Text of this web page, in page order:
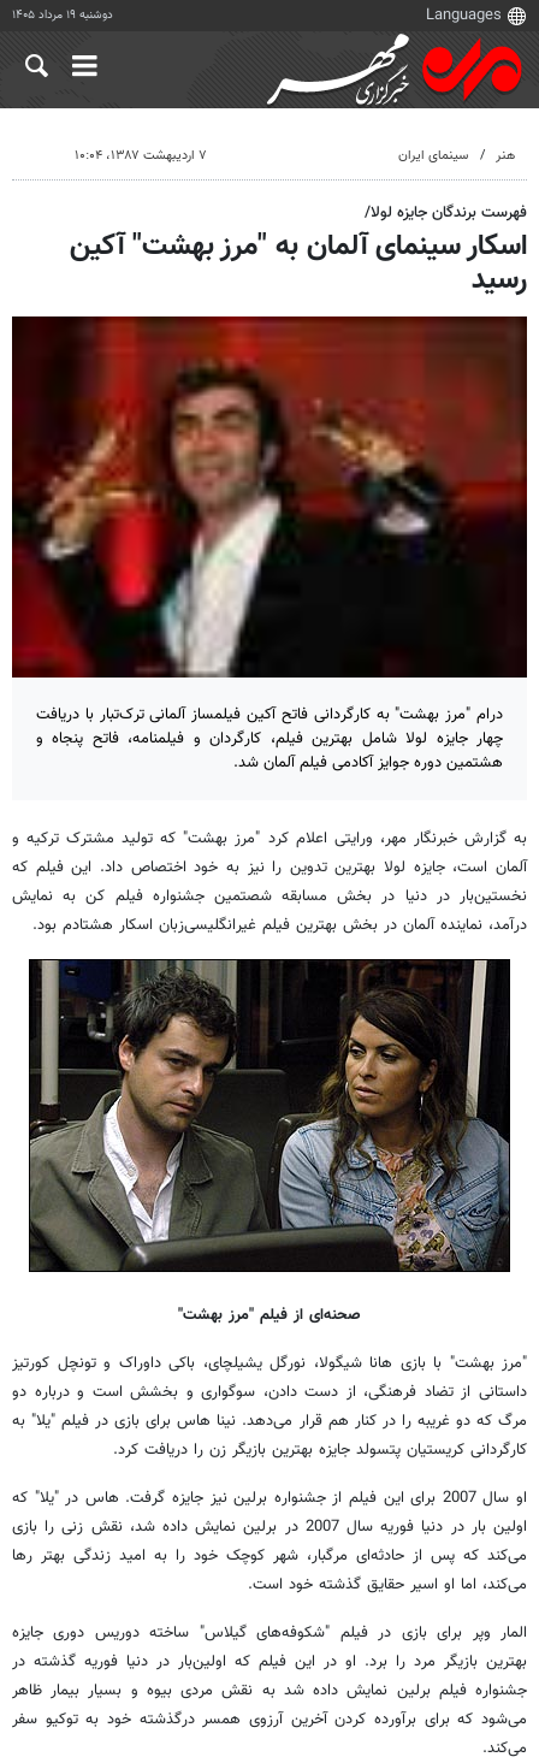
دوشنبه ۱۹ مرداد ۱۴۰۵
هنر سینمای ایران ۷ اردیبهشت ۱۳۸۷، ۱۰:۰۴
فهرست برندگان جایزه لولا/
اسکار سینمای آلمان به "مرز بهشت" آکین
رسید
درام "مرز بهشت" به کارگردانی فاتح آکین فیلمساز آلمانی ترک‌تبار با دریافت
چهار جایزه لولا شامل بهترین فیلم، کارگردان و فیلمنامه، فاتح پنجاه و
هشتمین دوره جوایز آکادمی فیلم آلمان شد.
به گزارش خبرنگار مهر، ورایتی اعلام کرد "مرز بهشت" که تولید مشترک ترکیه و
آلمان است، جایزه لولا بهترین تدوین را نیز به خود اختصاص داد. این فیلم که
نخستین‌بار در دنیا در بخش مسابقه شصتمین جشنواره فیلم کن به نمایش
درآمد، نماینده آلمان در بخش بهترین فیلم غیر‌انگلیسی‌زبان اسکار هشتادم بود.
صحنه‌ای از فیلم "مرز بهشت"
"مرز بهشت" با بازی هانا شیگولا، نورگل یشیلچای، باکی داوراک و تونچل کورتیز
داستانی از تضاد فرهنگی، از دست دادن، سوگواری و بخشش است و درباره دو
مرگ که دو غریبه را در کنار هم قرار می‌دهد. نینا هاس برای بازی در فیلم "یلا" به
کارگردانی کریستیان پتسولد جایزه بهترین بازیگر زن را دریافت کرد.
او سال 2007 برای این فیلم از جشنواره برلین نیز جایزه گرفت. هاس در "یلا" که
اولین بار در دنیا فوریه سال 2007 در برلین نمایش داده شد، نقش زنی را بازی
می‌کند که پس از حادثه‌ای مرگبار، شهر کوچک خود را به امید زندگی بهتر رها
می‌کند، اما او اسیر حقایق گذشته خود است.
المار وپر برای بازی در فیلم "شکوفه‌های گیلاس" ساخته دوریس دوری جایزه
بهترین بازیگر مرد را برد. او در این فیلم که اولین‌بار در دنیا فوریه گذشته در
جشنواره فیلم برلین نمایش داده شد به نقش مردی بیوه و بسیار بیمار ظاهر
می‌شود که برای برآورده کردن آخرین آرزوی همسر درگذشته خود به توکیو سفر
می‌کند.